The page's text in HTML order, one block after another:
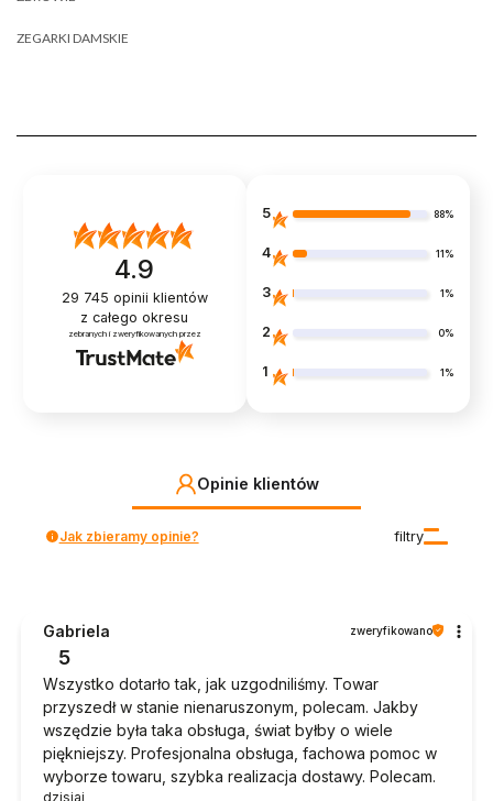
ZEGARKI DAMSKIE
4.9
29 745 opinii klientów
z całego okresu
zebranych i zweryfikowanych przez
5 88%
4 11%
3 1%
2 0%
1 1%
Opinie klientów
filtry
Jak zbieramy opinie?
Gabriela zweryfikowano
5
Wszystko dotarło tak, jak uzgodniliśmy. Towar
przyszedł w stanie nienaruszonym, polecam. Jakby
wszędzie była taka obsługa, świat byłby o wiele
piękniejszy. Profesjonalna obsługa, fachowa pomoc w
wyborze towaru, szybka realizacja dostawy. Polecam.
dzisiaj